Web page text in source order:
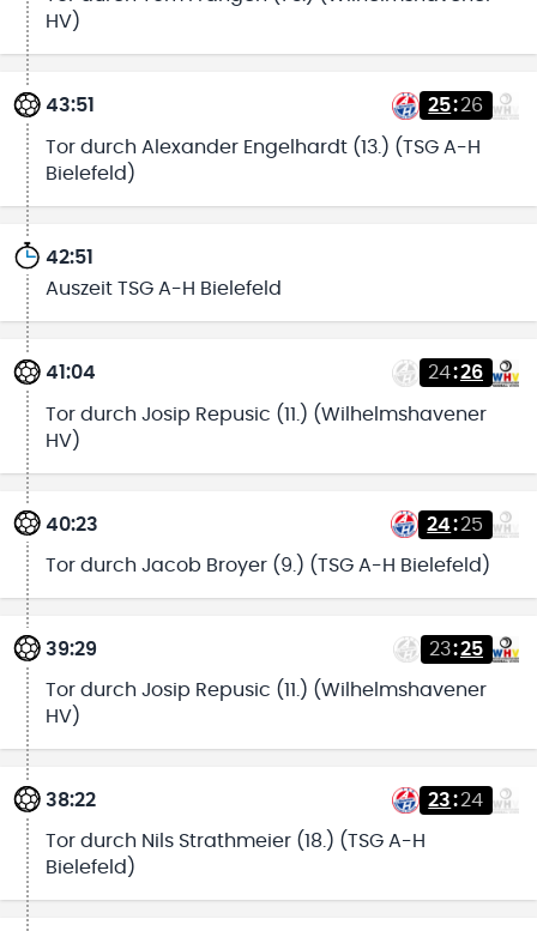
HV)
43:51 25:26
Tor durch Alexander Engelhardt (13.) (TSG A-H
Bielefeld)
42:51
Auszeit TSG A-H Bielefeld
41:04 24:26
Tor durch Josip Repusic (11.) (Wilhelmshavener
HV)
40:23 24:25
Tor durch Jacob Broyer (9.) (TSG A-H Bielefeld)
39:29 23:25
Tor durch Josip Repusic (11.) (Wilhelmshavener
HV)
38:22 23:24
Tor durch Nils Strathmeier (18.) (TSG A-H
Bielefeld)